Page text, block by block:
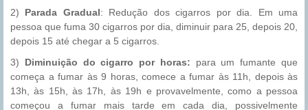
2) Parada Gradual: Redução dos cigarros por dia. Em uma
pessoa que fuma 30 cigarros por dia, diminuir para 25, depois 20,
depois 15 até chegar a 5 cigarros.
3) Diminuição do cigarro por horas: para um fumante que
começa a fumar às 9 horas, comece a fumar às 11h, depois às
13h, às 15h, às 17h, às 19h e provavelmente, como a pessoa
começou a fumar mais tarde em cada dia, possivelmente